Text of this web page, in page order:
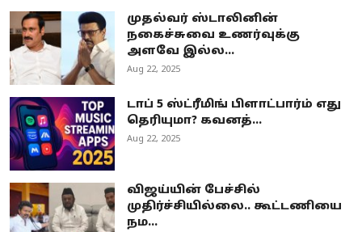
முதல்வர் ஸ்டாலினின்
நகைச்சுவை உணர்வுக்கு
அளவே இல்ல...
Aug 22, 2025
டாப் 5 ஸ்ட்ரீமிங் பிளாட்பார்ம் எது
தெரியுமா? கவனத்...
Aug 22, 2025
விஜய்யின் பேச்சில்
முதிர்ச்சியில்லை.. கூட்டணியை
நம...